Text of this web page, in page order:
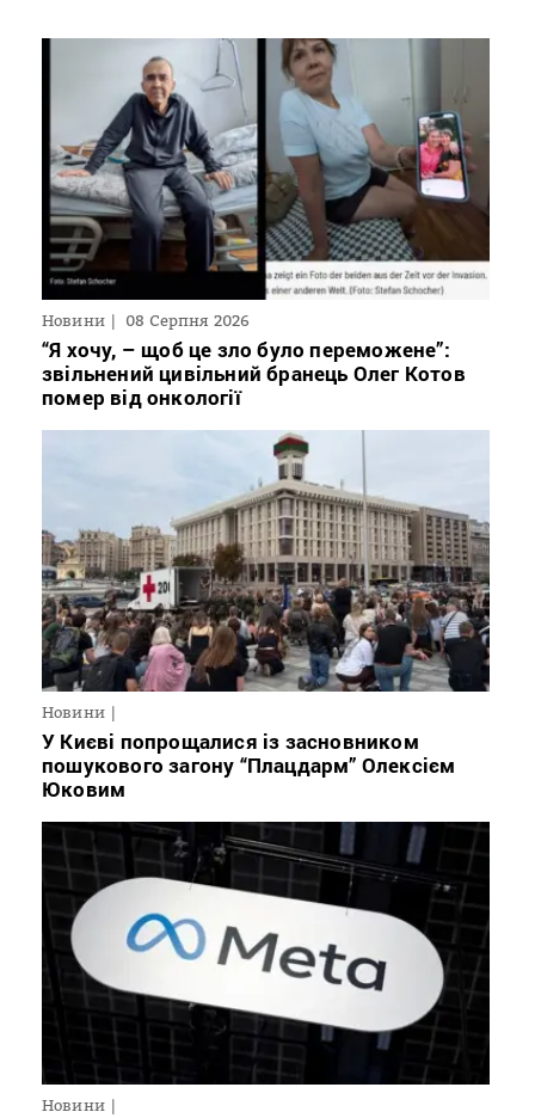
Новини 08 Серпня 2026
“Я хочу, – щоб це зло було переможене”:
звільнений цивільний бранець Олег Котов
помер від онкології
Новини
У Києві попрощалися із засновником
пошукового загону “Плацдарм” Олексієм
Юковим
Новини